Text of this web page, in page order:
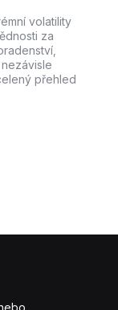
volatility
za
přehled